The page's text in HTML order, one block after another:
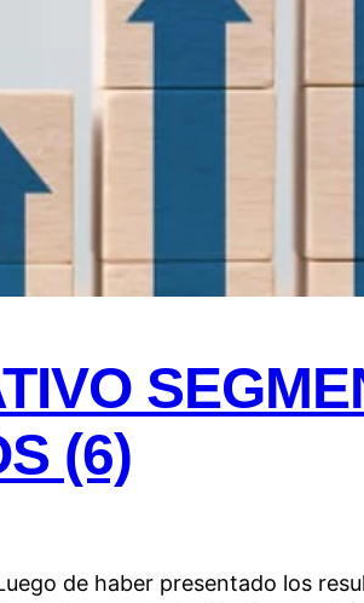
(6)
de haber presentado los